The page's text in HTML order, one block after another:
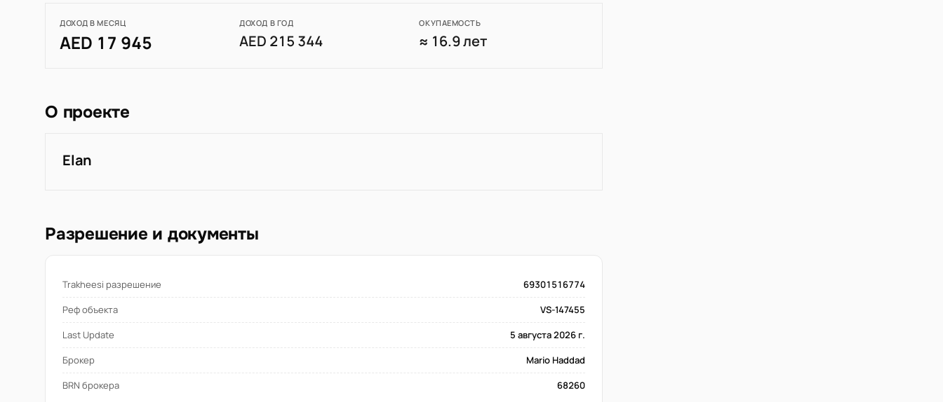
ДОХОД В МЕСЯЦ
AED 17 945
ДОХОД В ГОД
AED 215 344
ОКУПАЕМОСТЬ
≈ 16.9 лет
О проекте
Elan
Разрешение и документы
Trakheesi разрешение
69301516774
Реф объекта
VS-147455
Last Update
5 августа 2026 г.
Брокер
Mario Haddad
BRN брокера
68260